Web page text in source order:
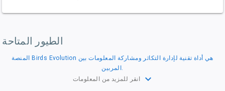
الطيور المتاحة
المنصة Birds Evolution هي أداة تقنية لإدارة التكاثر ومشاركة المعلومات بين
انقر للمزيد من المعلومات
expand_more